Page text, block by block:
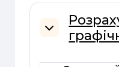
Згорнути